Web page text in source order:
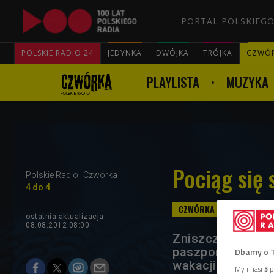
PORTAL
POLSKIE RADIO 24 JEDYNKA DWÓJKA TRÓJKA
PLAYLISTA MUZYKA
Polskie Radio
Czwórka
4 do 4
Pociąg się
ostatnia aktualizacja:
08.08.2012 08:00
Zniszczony
paszport - tak
wakacji marzeń.
Dbamy o
My i nasi 5